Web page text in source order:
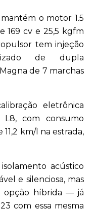
o motor 1.5
169 cv e 25,5 kgfm
tem injeção
de dupla
de 7 marchas
eletrônica
com consumo
km/l na estrada,
acústico
e silenciosa, mas
opção híbrida — já
com essa mesma